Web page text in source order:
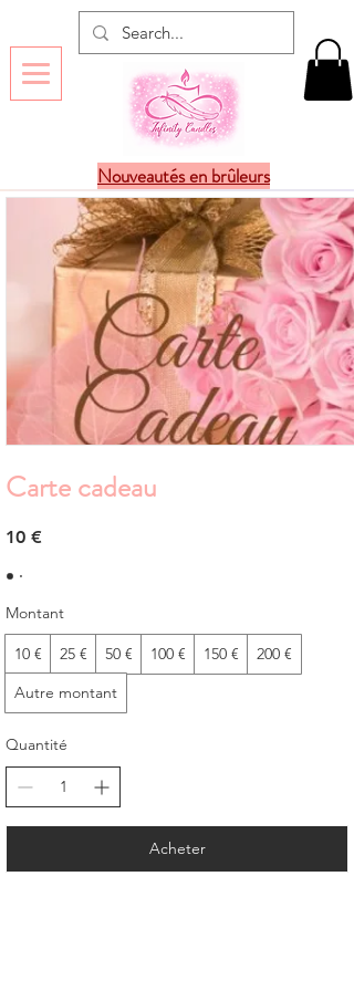
Nouveautés en brûleurs
Carte cadeau
10 €
Montant
10 € 25 € 50 € 100 € 150 €
200 €
Autre montant
Quantité
Acheter